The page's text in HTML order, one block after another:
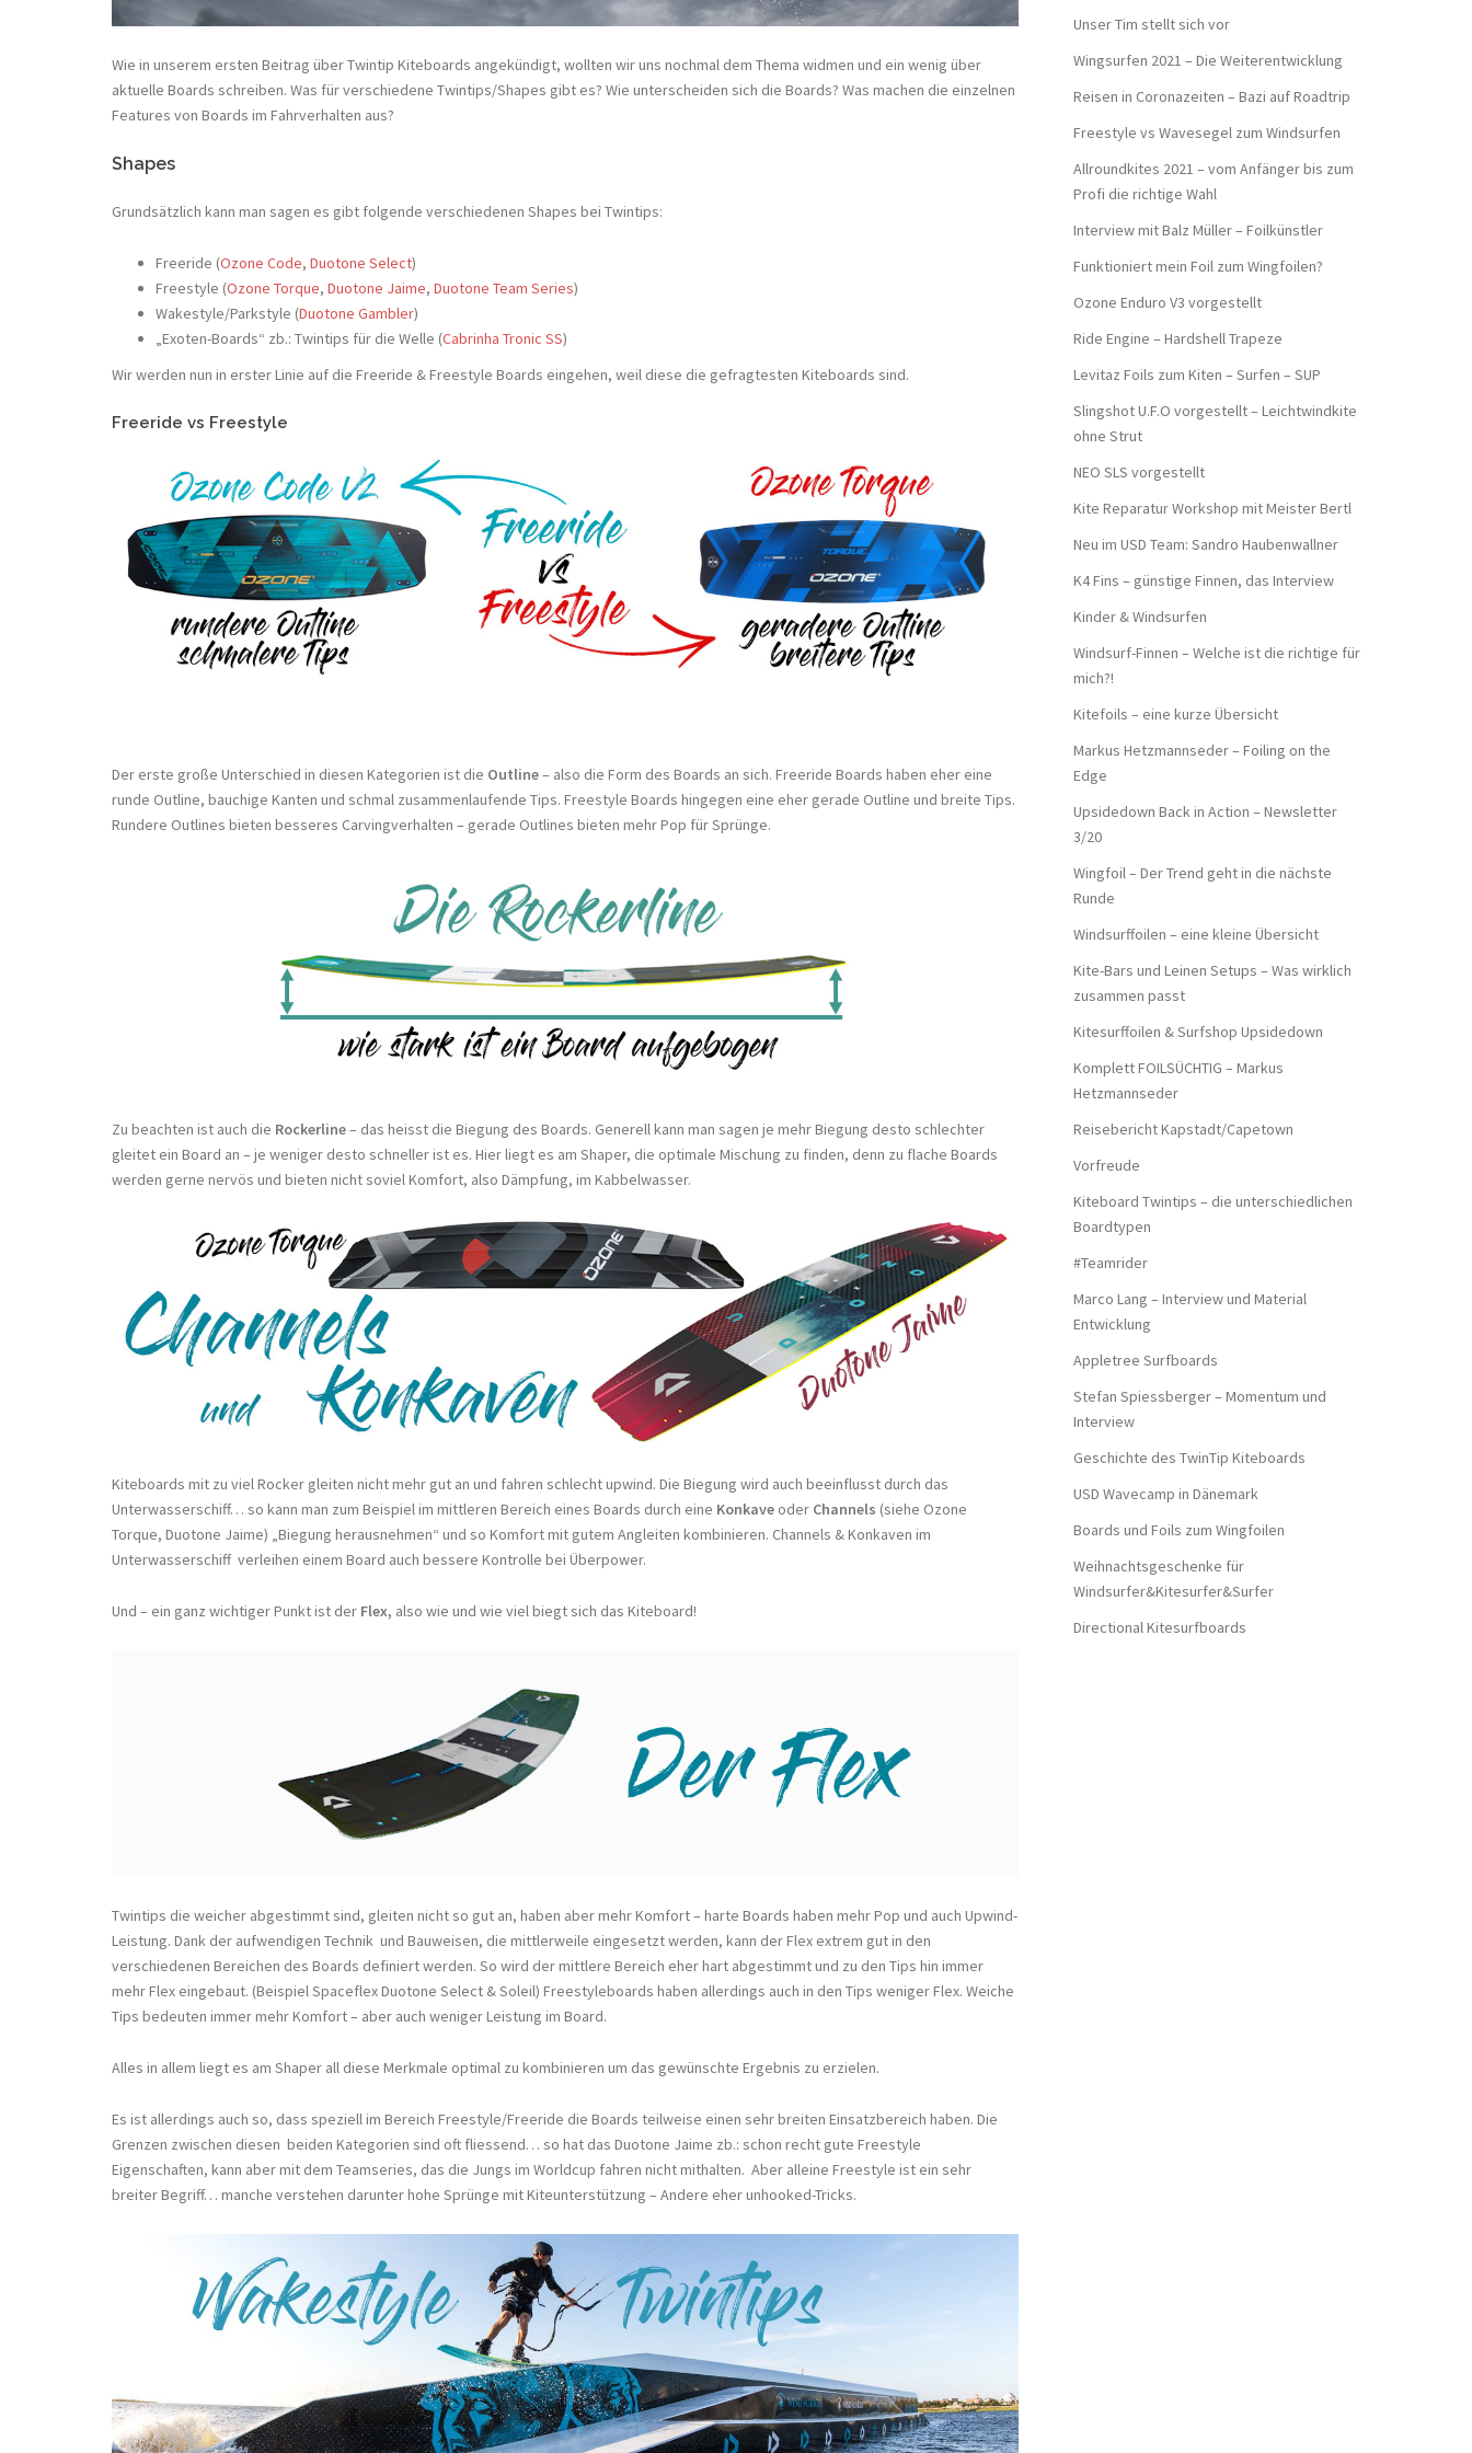
Wie in unserem ersten Beitrag über Twintip Kiteboards angekündigt, wollten wir uns nochmal dem Thema widmen und ein wenig über
aktuelle Boards schreiben. Was für verschiedene Twintips/Shapes gibt es? Wie unterscheiden sich die Boards? Was machen die einzelnen
Features von Boards im Fahrverhalten aus?
Shapes
Grundsätzlich kann man sagen es gibt folgende verschiedenen Shapes bei Twintips:
Freeride (Ozone Code, Duotone Select)
Freestyle (Ozone Torque, Duotone Jaime, Duotone Team Series)
Wakestyle/Parkstyle (Duotone Gambler)
„Exoten-Boards“ zb.: Twintips für die Welle (Cabrinha Tronic SS)
Wir werden nun in erster Linie auf die Freeride & Freestyle Boards eingehen, weil diese die gefragtesten Kiteboards sind.
Freeride vs Freestyle
Der erste große Unterschied in diesen Kategorien ist die Outline– also die Form des Boards an sich. Freeride Boards haben eher eine
runde Outline, bauchige Kanten und schmal zusammenlaufende Tips. Freestyle Boards hingegen eine eher gerade Outline und breite Tips.
Rundere Outlines bieten besseres Carvingverhalten – gerade Outlines bieten mehr Pop für Sprünge.
Zu beachten ist auch die Rockerline– das heisst die Biegung des Boards. Generell kann man sagen je mehr Biegung desto schlechter
gleitet ein Board an – je weniger desto schneller ist es. Hier liegt es am Shaper, die optimale Mischung zu finden, denn zu flache Boards
werden gerne nervös und bieten nicht soviel Komfort, also Dämpfung, im Kabbelwasser.
Kiteboards mit zu viel Rocker gleiten nicht mehr gut an und fahren schlecht upwind. Die Biegung wird auch beeinflusst durch das
Unterwasserschiff… so kann man zum Beispiel im mittleren Bereich eines Boards durch eine Konkave oder Channels (siehe Ozone
Torque, Duotone Jaime) „Biegung herausnehmen“ und so Komfort mit gutem Angleiten kombinieren. Channels & Konkaven im
Unterwasserschiff verleihen einem Board auch bessere Kontrolle bei Überpower.
Und – ein ganz wichtiger Punkt ist der Flex, also wie und wie viel biegt sich das Kiteboard!
Twintips die weicher abgestimmt sind, gleiten nicht so gut an, haben aber mehr Komfort – harte Boards haben mehr Pop und auch Upwind-
Leistung. Dank der aufwendigen Technik und Bauweisen, die mittlerweile eingesetzt werden, kann der Flex extrem gut in den
verschiedenen Bereichen des Boards definiert werden. So wird der mittlere Bereich eher hart abgestimmt und zu den Tips hin immer
mehr Flex eingebaut. (Beispiel Spaceflex Duotone Select & Soleil) Freestyleboards haben allerdings auch in den Tips weniger Flex. Weiche
Tips bedeuten immer mehr Komfort – aber auch weniger Leistung im Board.
Alles in allem liegt es am Shaper all diese Merkmale optimal zu kombinieren um das gewünschte Ergebnis zu erzielen.
Es ist allerdings auch so, dass speziell im Bereich Freestyle/Freeride die Boards teilweise einen sehr breiten Einsatzbereich haben. Die
Grenzen zwischen diesen beiden Kategorien sind oft fliessend… so hat das Duotone Jaime zb.: schon recht gute Freestyle
Eigenschaften, kann aber mit dem Teamseries, das die Jungs im Worldcup fahren nicht mithalten. Aber alleine Freestyle ist ein sehr
breiter Begriff… manche verstehen darunter hohe Sprünge mit Kiteunterstützung – Andere eher unhooked-Tricks.
Unser Tim stellt sich vor
Wingsurfen 2021 – Die Weiterentwicklung
Reisen in Coronazeiten – Bazi auf Roadtrip
Freestyle vs Wavesegel zum Windsurfen
Allroundkites 2021 – vom Anfänger bis zum
Profi die richtige Wahl
Interview mit Balz Müller – Foilkünstler
Funktioniert mein Foil zum Wingfoilen?
Ozone Enduro V3 vorgestellt
Ride Engine – Hardshell Trapeze
Levitaz Foils zum Kiten – Surfen – SUP
Slingshot U.F.O vorgestellt – Leichtwindkite
ohne Strut
NEO SLS vorgestellt
Kite Reparatur Workshop mit Meister Bertl
Neu im USD Team: Sandro Haubenwallner
K4 Fins – günstige Finnen, das Interview
Kinder & Windsurfen
Windsurf-Finnen – Welche ist die richtige für
mich?!
Kitefoils – eine kurze Übersicht
Markus Hetzmannseder – Foiling on the
Edge
Upsidedown Back in Action – Newsletter
3/20
Wingfoil – Der Trend geht in die nächste
Runde
Windsurffoilen – eine kleine Übersicht
Kite-Bars und Leinen Setups – Was wirklich
zusammen passt
Kitesurffoilen & Surfshop Upsidedown
Komplett FOILSÜCHTIG – Markus
Hetzmannseder
Reisebericht Kapstadt/Capetown
Vorfreude
Kiteboard Twintips – die unterschiedlichen
Boardtypen
#Teamrider
Marco Lang – Interview und Material
Entwicklung
Appletree Surfboards
Stefan Spiessberger – Momentum und
Interview
Geschichte des TwinTip Kiteboards
USD Wavecamp in Dänemark
Boards und Foils zum Wingfoilen
Weihnachtsgeschenke für
Windsurfer&Kitesurfer&Surfer
Directional Kitesurfboards